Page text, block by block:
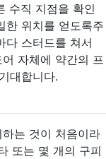
수직 지점을 확인
한 위치를 얻도록주
다 스터드를 쳐서
자체에 약간의 프
대합니다.
는 것이 처음이라
또는 몇 개의 구피